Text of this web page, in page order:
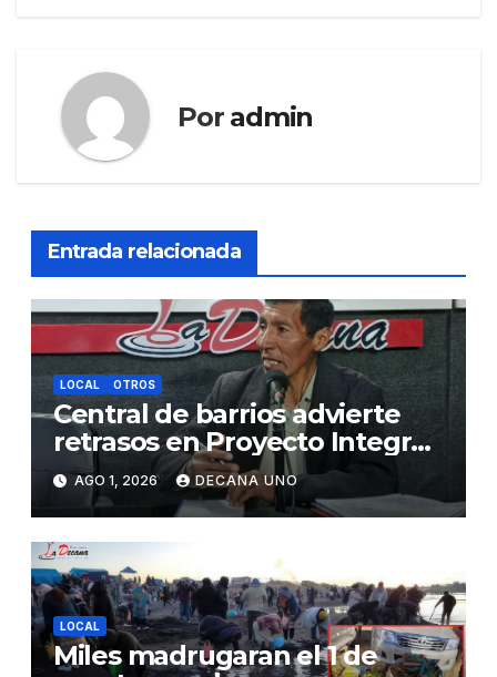
Por admin
Entrada relacionada
LOCAL OTROS
Central de barrios advierte
retrasos en Proyecto Integral
de Agua y Alcantarillado para
Juliaca
AGO 1, 2026 DECANA UNO
LOCAL
Miles madrugaran el 1 de